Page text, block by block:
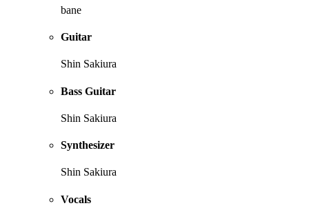
bane
Guitar
Shin Sakiura
Bass Guitar
Shin Sakiura
Synthesizer
Shin Sakiura
Vocals